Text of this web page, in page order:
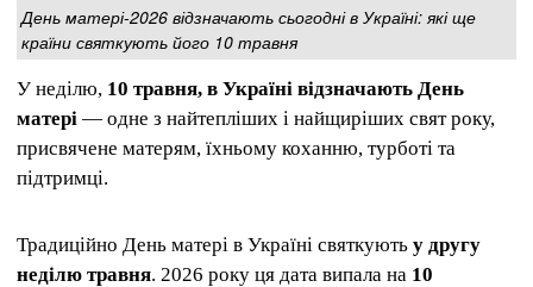
День матері-2026 відзначають сьогодні в Україні: які ще
країни святкують його 10 травня
У неділю, 10 травня, в Україні відзначають День
матері — одне з найтепліших і найщиріших свят року,
присвячене матерям, їхньому коханню, турботі та
підтримці.
Традиційно День матері в Україні святкують у другу
неділю травня. 2026 року ця дата випала на 10